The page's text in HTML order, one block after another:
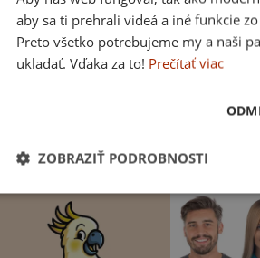
aby sa ti prehrali videá a iné funkcie
Preto všetko potrebujeme my a naši
ukladať. Vďaka za to! Prečítať viac
ZOBRAZIŤ PODROBNOSTI